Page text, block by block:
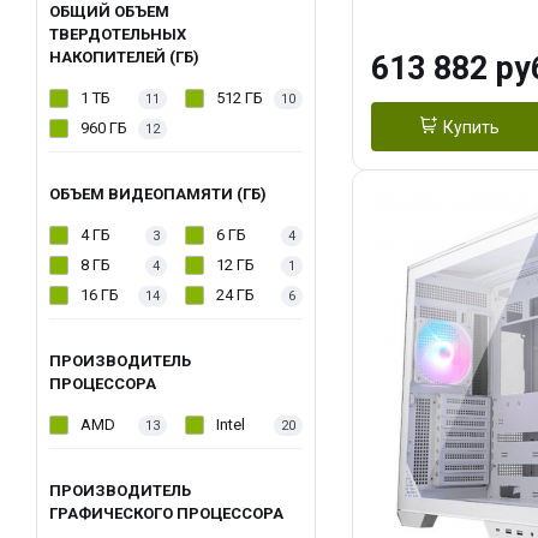
ОБЩИЙ ОБЪЕМ
ТВЕРДОТЕЛЬНЫХ
НАКОПИТЕЛЕЙ (ГБ)
1 ТБ 11 512 ГБ 10
960 ГБ 12
ОБЪЕМ ВИДЕОПАМЯТИ (ГБ)
4 ГБ 3 6 ГБ 4
8 ГБ 4 12 ГБ 1
16 ГБ 14 24 ГБ 6
ПРОИЗВОДИТЕЛЬ
ПРОЦЕССОРА
AMD 13 Intel 20
ПРОИЗВОДИТЕЛЬ
ГРАФИЧЕСКОГО ПРОЦЕССОРА
Turbo/ 960 ГБ
613 882
Купить